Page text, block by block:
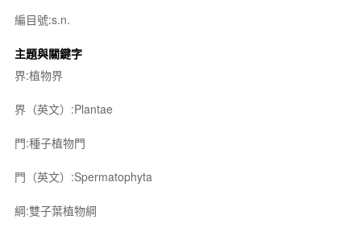
編目號:s.n.
主題與關鍵字
界:植物界
界（英文）:Plantae
門:種子植物門
門（英文）:Spermatophyta
綱:雙子葉植物綱